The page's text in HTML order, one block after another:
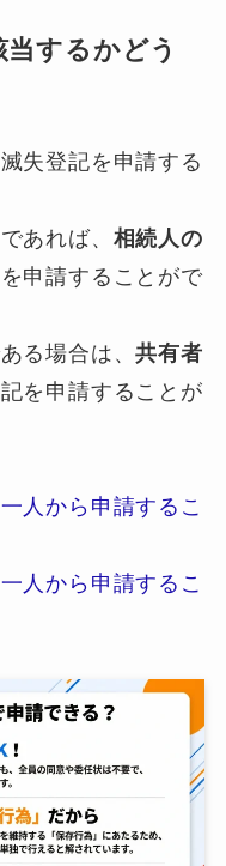
するかどう
失登記を申請する
あれば、 相続人の
申請することがで
る場合は、共有者
を申請することが
人から申請するこ
人から申請するこ